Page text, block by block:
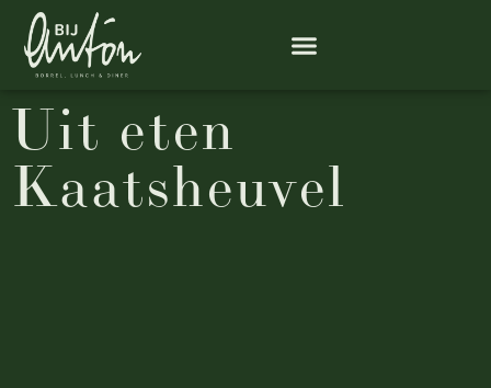
Uit eten
Kaatsheuvel